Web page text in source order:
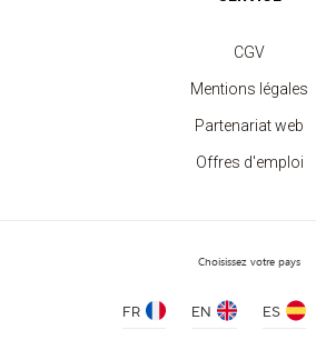
T-shirt Col V Femme 180 gr
à partir de 6.20 €
CGV
Mentions légales
Partenariat web
Offres d'emploi
Choisissez votre pays
FR EN ES